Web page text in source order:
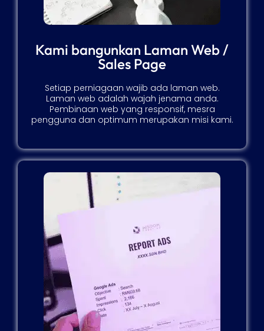
Kami bangunkan Laman Web /
Sales Page
Setiap perniagaan wajib ada laman web.
Laman web adalah wajah jenama anda.
Pembinaan web yang responsif, mesra
pengguna dan optimum merupakan misi kami.